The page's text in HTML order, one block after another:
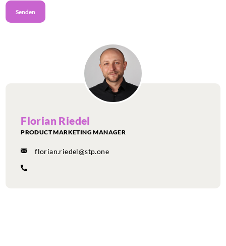
Florian Riedel
PRODUCT MARKETING MANAGER
florian.riedel@stp.one